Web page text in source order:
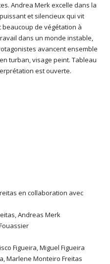
Andrea Merk excelle dans la
et silencieux qui vit
de végétation à
dans un monde instable,
avancent ensemble
turban, visage peint. Tableau
est ouverte.
en collaboration avec
Andreas Merk
Figueira, Miguel Figueira
Marlene Monteiro Freitas